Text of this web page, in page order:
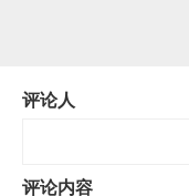
评论人
评论内容